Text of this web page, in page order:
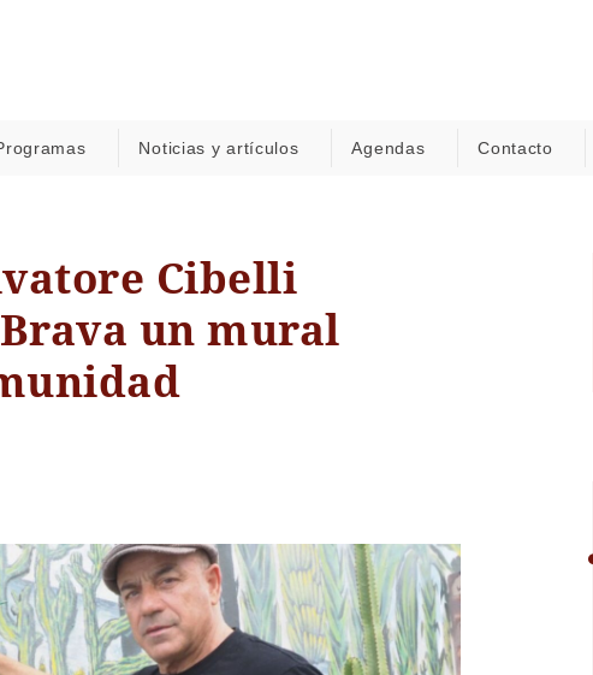
Noticias y artículos Agendas Contacto
Cibelli
un mural